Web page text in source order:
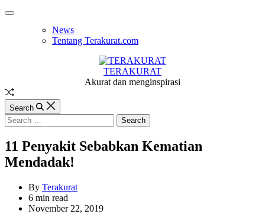
Skip
Off
News
Tentang Terakurat.com
TERAKURAT
Akurat dan menginspirasi
Random
Article
Search
Search
for:
11 Penyakit Sebabkan Kematian
Mendadak!
By Terakurat
Estimated
read
6 min read
November 22, 2019